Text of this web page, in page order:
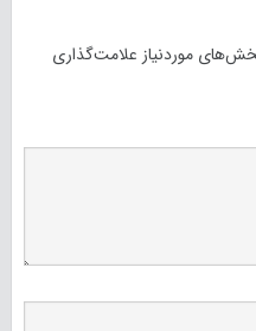
موردنیاز علامت‌گذاری